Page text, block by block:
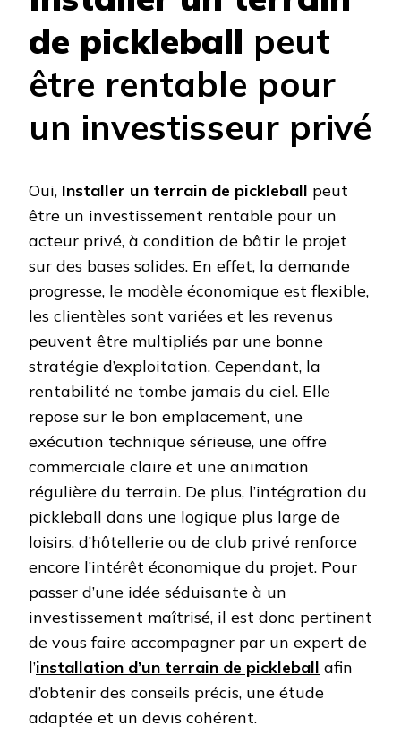
de pickleball peut
être rentable pour
un investisseur privé
Oui, Installer un terrain de pickleball peut
être un investissement rentable pour un
acteur privé, à condition de bâtir le projet
sur des bases solides. En effet, la demande
progresse, le modèle économique est flexible,
les clientèles sont variées et les revenus
peuvent être multipliés par une bonne
stratégie d’exploitation. Cependant, la
rentabilité ne tombe jamais du ciel. Elle
repose sur le bon emplacement, une
exécution technique sérieuse, une offre
commerciale claire et une animation
régulière du terrain. De plus, l’intégration du
pickleball dans une logique plus large de
loisirs, d’hôtellerie ou de club privé renforce
encore l’intérêt économique du projet. Pour
passer d’une idée séduisante à un
investissement maîtrisé, il est donc pertinent
de vous faire accompagner par un expert de
l’installation d’un terrain de pickleball afin
d’obtenir des conseils précis, une étude
adaptée et un devis cohérent.